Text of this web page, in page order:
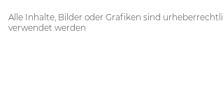
Alle Inhalte, Bilder oder Grafiken sind
verwendet werden